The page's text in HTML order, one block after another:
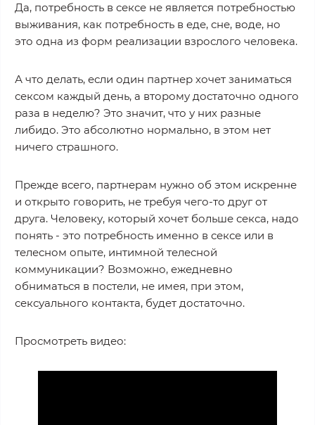
Да, потребность в сексе не является потребностью
выживания, как потребность в еде, сне, воде, но
это одна из форм реализации взрослого человека.
А что делать, если один партнер хочет заниматься
сексом каждый день, а второму достаточно одного
раза в неделю? Это значит, что у них разные
либидо. Это абсолютно нормально, в этом нет
ничего страшного.
Прежде всего, партнерам нужно об этом искренне
и открыто говорить, не требуя чего-то друг от
друга. Человеку, который хочет больше секса, надо
понять - это потребность именно в сексе или в
телесном опыте, интимной телесной
коммуникации? Возможно, ежедневно
обниматься в постели, не имея, при этом,
сексуального контакта, будет достаточно.
Просмотреть видео: